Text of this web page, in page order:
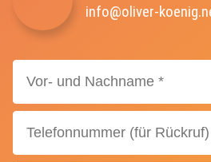
info@oliver-